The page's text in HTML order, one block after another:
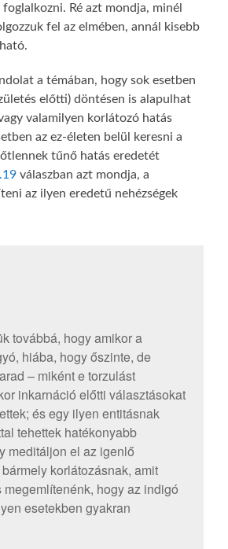
Ré azt mondja, minél
fel az elmében, annál kisebb
a témában, hogy sok esetben
előtti) döntésen is alapulhat
valamilyen korlátozó hatás
az ez-életen belül keresni a
tűnő hatás eredetét
válaszban azt mondja, a
az ilyen eredetű nehézségek
továbbá, hogy amikor a
hiába, hogy őszinte, de
– miként e torzulást
inkarnáció előtti választásokat
és egy ilyen entitásnak
tehettek hatékonyabb
meditáljon el az igenlő
korlátozásnak, amit
megemlítenénk, hogy az indigó
esetekben gyakran